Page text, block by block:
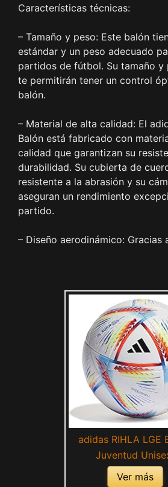
Características técnicas:
– Tamaño y peso: Este balón
estándar y un peso adecuado
partidos de fútbol. Su tamaño y
te permitirán tener un control
balón.
– Material de alta calidad: El
Balón está fabricado con
calidad que garantizan su
durabilidad. Su cubierta de
resistente a la abrasión y su
aseguran un rendimiento
partido.
– Diseño aerodinámico: Gracias
adidas RIHLA LGE
Juventud
Blanco/Panton
Ver más